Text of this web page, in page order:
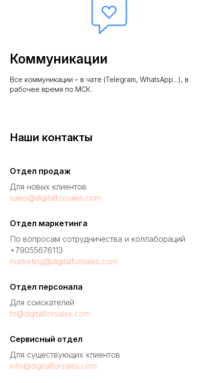
Коммуникации
Все коммуникации – в чате (Telegram, WhatsApp…), в
рабочее время по МСК.
Наши контакты
Отдел продаж
Для новых клиентов
sales@digitalforsales.com
Отдел маркетинга
По вопросам сотрудничества и коллабораций
+79055676113
marketing@digitalforsales.com
Отдел персонала
Для соискателей
hr@digitalforsales.com
Сервисный отдел
Для существующих клиентов
info@digitalforsales.com